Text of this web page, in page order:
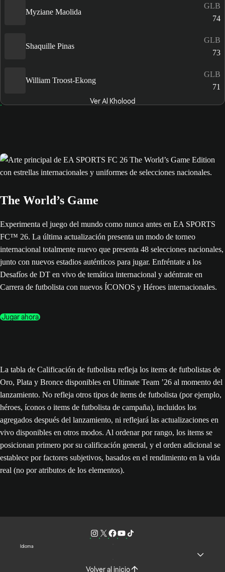
Myziane Maolida
GLB
74
Shaquille Pinas
GLB
73
William Troost-Ekong
GLB
71
Ver Al Kholood
The World’s Game
Experimenta el juego del mundo como nunca antes en EA SPORTS
FC™ 26. La última actualización presenta un modo de torneo
internacional totalmente nuevo que presenta 48 selecciones nacionales,
junto con nuevos estadios auténticos para jugar. Enfréntate a los
Desafíos de DT en vivo de temática internacional y adéntrate en
Carrera de futbolista con nuevos ÍCONOS y Héroes internacionales.
Jugar ahora
La tabla de Calificación de futbolista refleja los items de futbolistas de
Oro, Plata y Bronce disponibles en Ultimate Team ’26 al momento del
lanzamiento. No refleja otros tipos de items de futbolista (por ejemplo,
héroes, íconos o items de futbolista de campaña), incluidos los
agregados después del lanzamiento, ni reflejará las actualizaciones en
vivo disponibles en otros modos. Al ordenar por rango, los items se
posicionan primero por su calificación general, y el orden adicional se
establece por factores subjetivos, basados en el rendimiento en la vida
real (no por atributos de los elementos).
Idioma
Volver al inicio